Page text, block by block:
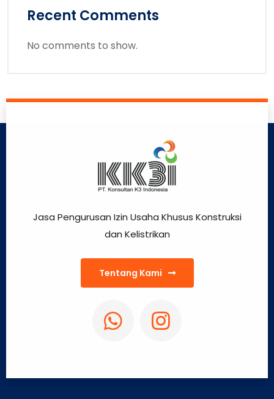
Recent Comments
No comments to show.
Jasa Pengurusan Izin Usaha Khusus Konstruksi
dan Kelistrikan
Tentang Kami